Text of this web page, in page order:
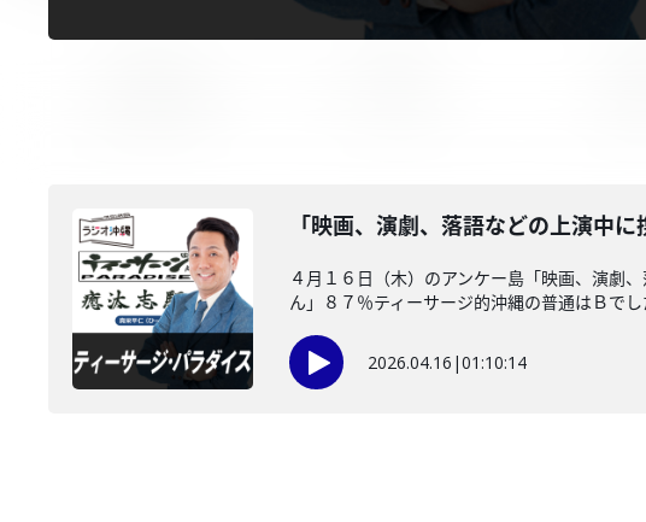
「映画、演劇、落語などの上演中
４月１６日（木）のアンケー島「映画、演劇
ん」８７％ティーサージ的沖縄の普通はＢでし
2026.04.16 |01:10:14